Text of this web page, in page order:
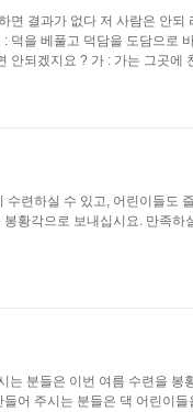
면 결과가 없다 저 사람은 안되
덕을 베풀고 덕담을 도담으로
안되겠지요 ? 가 : 가는 그곳에
련하실 수 있고, 어린이들도
봉황각으로 보내십시요. 만족
분들은 이번 여름 수련을 봉
어 주시는 분들은 댁 어린이들